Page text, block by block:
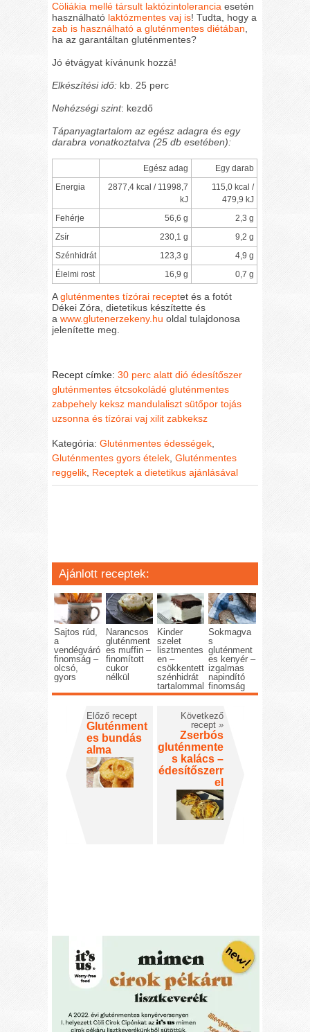
Cöliákia mellé társult laktózintolerancia esetén
használható laktózmentes vaj is! Tudta, hogy a
zab is használható a gluténmentes diétában,
ha az garantáltan gluténmentes?
Jó étvágyat kívánunk hozzá!
Elkészítési idő: kb. 25 perc
Nehézségi szint: kezdő
Tápanyagtartalom az egész adagra és egy
darabra vonatkoztatva (25 db esetében):
Egész adag
Egy darab
Energia
2877,4 kcal / 11998,7
kJ
115,0 kcal /
479,9 kJ
Fehérje
56,6 g
2,3 g
Zsír
230,1 g
9,2 g
Szénhidrát
123,3 g
4,9 g
Élelmi rost
16,9 g 0,7 g
Agluténmentes tízórai receptet és a fotót
Dékei Zóra, dietetikus készítette és
awww.glutenerzekeny.hu oldal tulajdonosa
jelenítette meg.
Recept címke:30 perc alatt dió édesítőszer
gluténmentes étcsokoládé gluténmentes
zabpehely keksz mandulaliszt sütőpor tojás
uzsonna és tízórai vaj xilit zabkeksz
Kategória:Gluténmentes édességek
Gluténmentes gyors ételek ,Gluténmentes
reggelik Receptek a dietetikus ajánlásával
Ajánlott receptek:
Sajtos rúd,
a
vendégváró
finomság –
olcsó,
gyors
Narancsos
gluténment
es muffin –
finomított
cukor
nélkül
Kinder
szelet
lisztmentes
en –
csökkentett
szénhidrát
tartalommal
Sokmagva
s
gluténment
es kenyér –
izgalmas
napindító
finomság
Előző recept
Gluténment
es bundás
alma
Következő
recept »
Zserbós
gluténmente
s kalács –
édesítőszerr
el